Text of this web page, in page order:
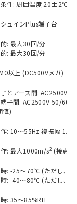
条件: 周囲温度 20±2℃、
ュインPlus端子台
: 最大30回/分
: 最大30回/分
以上 (DC500Vメガ)
とアース間: AC2500V
子間: AC2500V 50/
値)
: 10～55Hz 複振幅
: 最大1000m/s2 (接点
: -25～70℃ (ただし、氷
: -40～80℃ (ただし、氷
: 35～85%RH
のうえ
事業取扱
準価格
もので
中には、
品もある
果は、
社内デー
あり、閲
および標
ことをご
格はお客
担当のオ
物質）の
出す予
認中の
で、有
として
などや
以下、 カド
ルヘキシ
タル酸ブチ
酸ジブチル
チル
RoHSの
RoHSの
。
へお問
Cd(カドミウ
化ビフェ
ニルエーテ
フタル酸ジ
ルベンジ
ち、外国
商品
を輸出
は、日本
取引許
合は、完
出されな
。
庫あり